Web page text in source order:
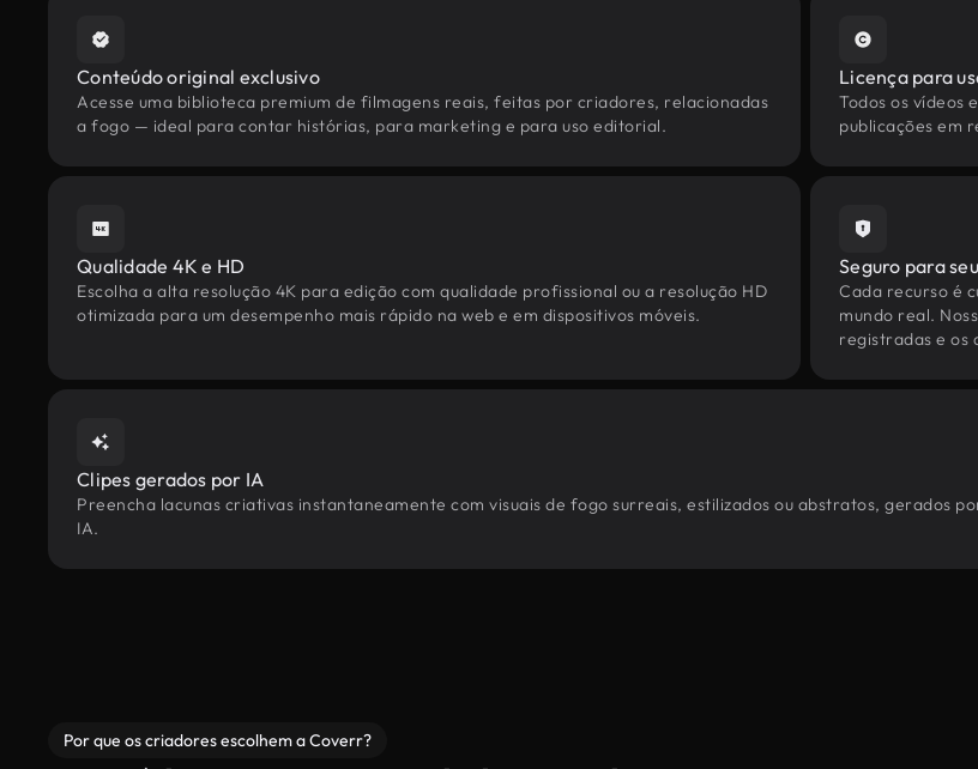
Conteúdo original exclusivo
Acesse uma biblioteca premium de filmagens reais, feitas por criadores, relacionadas
a fogo — ideal para contar histórias, para marketing e para uso editorial.
Licença para
Todos os vídeos
publicações em
Qualidade 4K e HD
Escolha a alta resolução 4K para edição com qualidade profissional ou a resolução HD
otimizada para um desempenho mais rápido na web e em dispositivos móveis.
Seguro para
Cada recurso é
mundo real.
registradas e os
Clipes gerados por IA
Preencha lacunas criativas instantaneamente com visuais de fogo surreais, estilizados ou abstratos, gerados
IA.
Por que os criadores escolhem a Coverr?